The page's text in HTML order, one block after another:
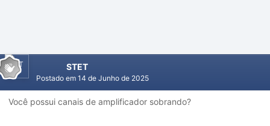
STET
Postado em 14 de Junho de 2025
Você possui canais de amplificador sobrando?